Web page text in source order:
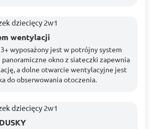
wentylacji
wyposażony jest w potrójny system
okno z siateczki zapewnia
a dolne otwarcie wentylacyjne jest
do obserwowania otoczenia.